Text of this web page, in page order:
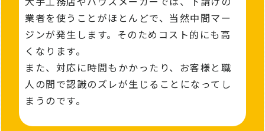
業者を使うことがほとんどで、当然中間マー
ジンが発⽣します。そのためコスト的にも高
くなります。
また、対応に時間もかかったり、お客様と職
人の間で認識のズレが生じることになってし
まうのです。